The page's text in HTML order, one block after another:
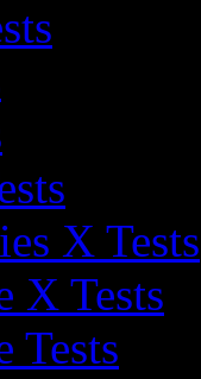
X Tests
X Tests
Tests